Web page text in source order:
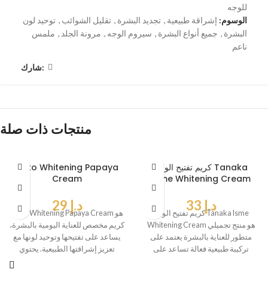
للوجه
الوسوم: إشراقة طبيعية , تجديد البشرة , تقليل الشوائب , توحيد لون
البشرة , جميع أنواع البشرة , سيروم الوجه , مرونة الجلد , ملمس
ناعم
شارك:
منتجات ذات صلة
Yoko Whitening Papaya
Cream
د.إ29
Yoko Whitening Papaya Cream هو
كريم مخصص للعناية اليومية بالبشرة،
يساعد على تفتيحها وتوحيد لونها مع
تعزيز إشراقتها الطبيعية. يحتوي
كريم تفتيح الوجه Tanaka
Isme Whitening Cream
د.إكريم تفتيح الوجه Tanaka Isme
Whitening Cream هو منتج تجميلي
متطور للعناية بالبشرة يعتمد على
تركيبة طبيعية فعالة تساعد على